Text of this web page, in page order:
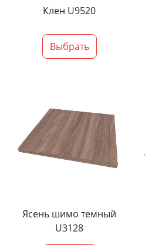
Клен U9520
Выбрать
Ясень шимо темный
U3128